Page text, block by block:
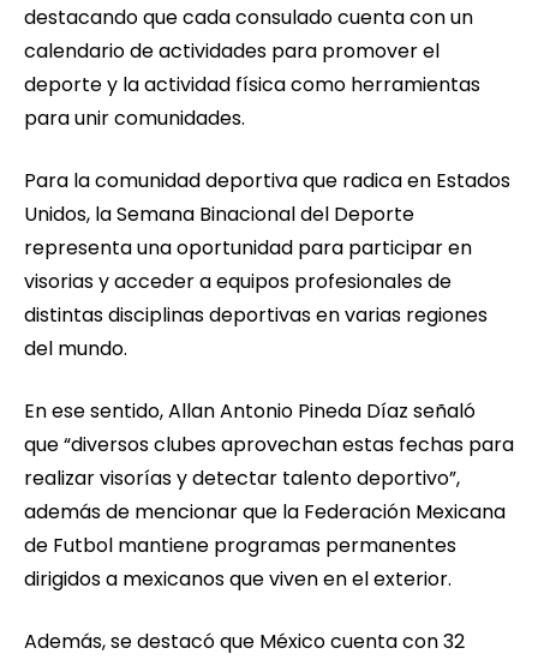
destacando que cada consulado cuenta con un
calendario de actividades para promover el
deporte y la actividad física como herramientas
para unir comunidades.
Para la comunidad deportiva que radica en Estados
Unidos, la Semana Binacional del Deporte
representa una oportunidad para participar en
visorias y acceder a equipos profesionales de
distintas disciplinas deportivas en varias regiones
del mundo.
En ese sentido, Allan Antonio Pineda Díaz señaló
que “diversos clubes aprovechan estas fechas para
realizar visorías y detectar talento deportivo”,
además de mencionar que la Federación Mexicana
de Futbol mantiene programas permanentes
dirigidos a mexicanos que viven en el exterior.
Además, se destacó que México cuenta con 32